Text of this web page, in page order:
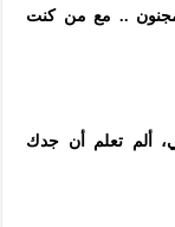
.. مع من كنت
ألم تعلم أن جدك